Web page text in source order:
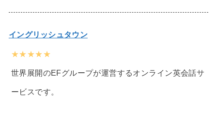
イングリッシュタウン
★★★★★
世界展開のEFグループが運営するオンライン英会話サ
ービスです。